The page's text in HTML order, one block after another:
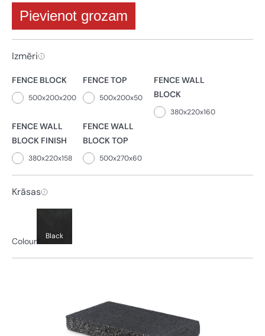
Pievienot grozam
Izmēri
FENCE BLOCK
500x200x200
FENCE TOP
500x200x50
FENCE WALL
BLOCK
380x220x160
FENCE WALL
BLOCK FINISH
380x220x158
FENCE WALL
BLOCK TOP
500x270x60
Krāsas
Colour Black